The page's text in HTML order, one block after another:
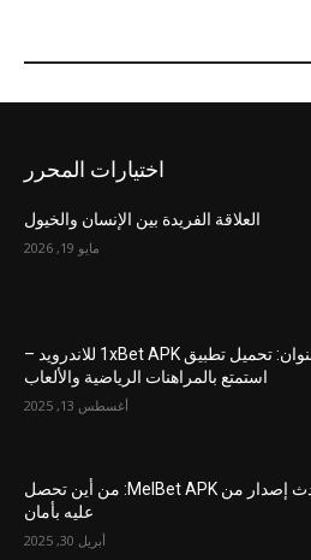
اختيارات المحرر
العلاقة الفريدة بين الإنسان والخيول
مايو 19, 2026
عنوان: تحميل تطبيق 1xBet APK للاندرويد –
استمتع بالمراهنات الرياضية والألعاب
أغسطس 13, 2025
أحدث إصدار من MelBet APK: من أين تحصل
عليه بأمان
أبريل 30, 2025